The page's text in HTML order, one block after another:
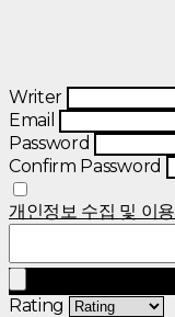
Writer
Email
Password
Confirm Password
개인정보 수집 및 이용
Rating